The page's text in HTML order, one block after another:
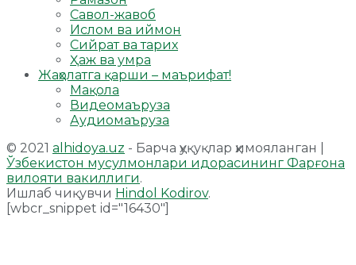
Савол-жавоб
Ислом ва иймон
Сийрат ва тарих
Ҳаж ва умра
Жаҳолатга қарши – маърифат!
Мақола
Видеомаъруза
Аудиомаъруза
© 2021 alhidoya.uz - Барча ҳуқуқлар ҳимояланган |
Ўзбекистон мусулмонлари идорасининг Фарғона
вилояти вакиллиги.
Ишлаб чиқувчи Hindol Kodirov.
[wbcr_snippet id="16430"]